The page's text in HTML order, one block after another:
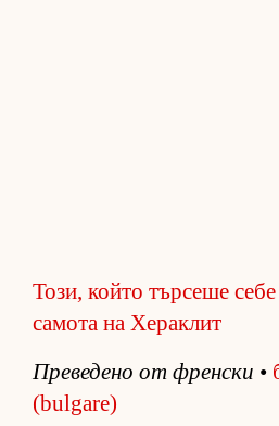
Този, който търсеше
самота на Хераклит
Пре­ве­дено от френ­ски •
(bulgare)